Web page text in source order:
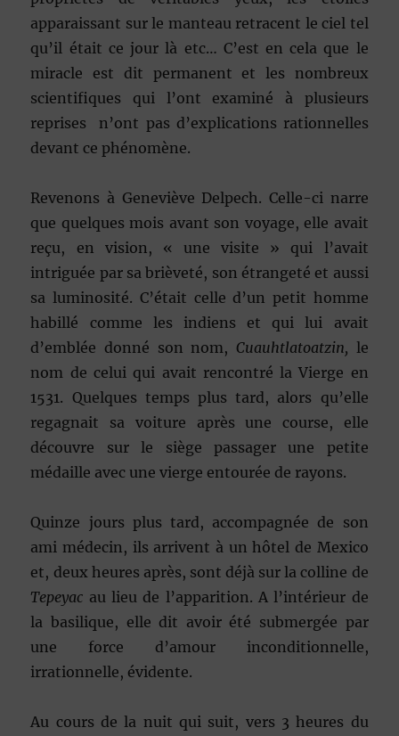
apparaissant sur le manteau retracent le ciel tel
qu’il était ce jour là etc… C’est en cela que le
miracle est dit permanent et les nombreux
scientifiques qui l’ont examiné à plusieurs
reprises n’ont pas d’explications rationnelles
devant ce phénomène.
Revenons à Geneviève Delpech. Celle-ci narre
que quelques mois avant son voyage, elle avait
reçu, en vision, « une visite » qui l’avait
intriguée par sa brièveté, son étrangeté et aussi
sa luminosité. C’était celle d’un petit homme
habillé comme les indiens et qui lui avait
d’emblée donné son nom, Cuauhtlatoatzin, le
nom de celui qui avait rencontré la Vierge en
1531. Quelques temps plus tard, alors qu’elle
regagnait sa voiture après une course, elle
découvre sur le siège passager une petite
médaille avec une vierge entourée de rayons.
Quinze jours plus tard, accompagnée de son
ami médecin, ils arrivent à un hôtel de Mexico
et, deux heures après, sont déjà sur la colline de
Tepeyac au lieu de l’apparition. A l’intérieur de
la basilique, elle dit avoir été submergée par
une force d’amour inconditionnelle,
irrationnelle, évidente.
Au cours de la nuit qui suit, vers 3 heures du